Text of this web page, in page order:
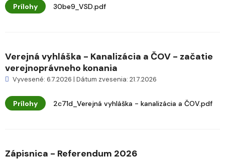
Prílohy 30be9_VSD.pdf
Verejná vyhláška - Kanalizácia a ČOV - začatie
verejnoprávneho konania
Vyvesené: 6.7.2026 | Dátum zvesenia: 21.7.2026
Prílohy 2c71d_Verejná vyhláška - kanalizácia a ČOV.pdf
Zápisnica - Referendum 2026